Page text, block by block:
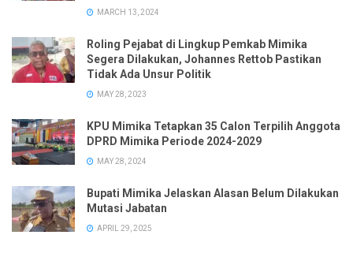
MARCH 13, 2024
Roling Pejabat di Lingkup Pemkab Mimika
Segera Dilakukan, Johannes Rettob Pastikan
Tidak Ada Unsur Politik
MAY 28, 2023
KPU Mimika Tetapkan 35 Calon Terpilih Anggota
DPRD Mimika Periode 2024-2029
MAY 28, 2024
Bupati Mimika Jelaskan Alasan Belum Dilakukan
Mutasi Jabatan
APRIL 29, 2025